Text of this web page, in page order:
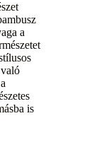
a
is